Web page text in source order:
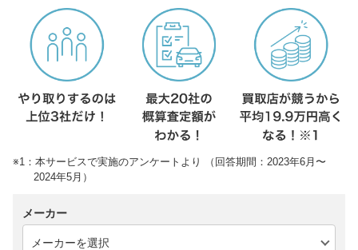
※1：本サービスで実施のアンケートより （回答期間：2023年6月〜
2024年5月）
メーカー